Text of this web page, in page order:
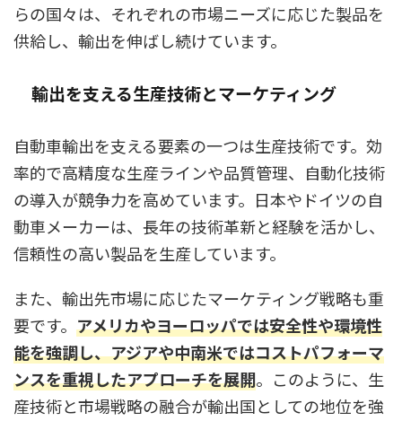
らの国々は、それぞれの市場ニーズに応じた製品を
供給し、輸出を伸ばし続けています。
輸出を支える生産技術とマーケティング
自動車輸出を支える要素の一つは生産技術です。効
率的で高精度な生産ラインや品質管理、自動化技術
の導入が競争力を高めています。日本やドイツの自
動車メーカーは、長年の技術革新と経験を活かし、
信頼性の高い製品を生産しています。
また、輸出先市場に応じたマーケティング戦略も重
要です。 アメリカやヨーロッパでは安全性や環境性
能を強調し、アジアや中南米ではコストパフォーマ
ンスを重視したアプローチを展開。このように、生
産技術と市場戦略の融合が輸出国としての地位を強